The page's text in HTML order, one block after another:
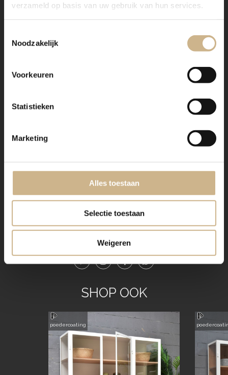
verzameld op basis van uw gebruik van hun services.
Noodzakelijk
Voorkeuren
Statistieken
Marketing
Alles toestaan
Selectie toestaan
Weigeren
Old BASICS! Dit meubel is handgemaakt en kan in
Ons maatwerk van staal met een RAL kleur, is
Benieuwd geworden? Kom eens langs, of neem
SHOP OOK
poedercoating